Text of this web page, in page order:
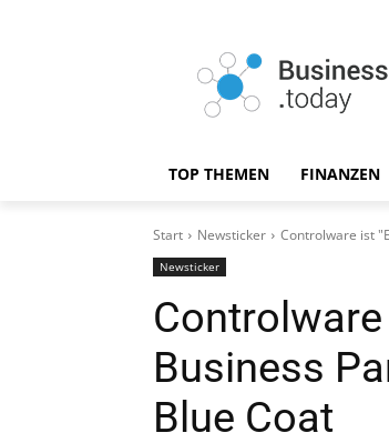
TOP THEMEN FINANZEN
Start Newsticker Controlware ist
Newsticker
Controlware
Business
Blue Coat